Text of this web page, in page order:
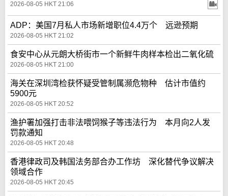
2026-08-05 HKT 21:06
ADP：美国7月私人市场新增职位4.4万个 远逊预期
2026-08-05 HKT 21:02
食安中心从元朗大桥街市一个新鲜牛肉样本检出二氧化硫
2026-08-05 HKT 21:00
海关在深圳湾检获怀疑受管制属濒危物种 估计市值约
5900元
2026-08-05 HKT 20:52
渔护署加强打击非法喂饲猴子等违法行为 本月向2人发
罚款通知
2026-08-05 HKT 20:48
香港律政司及韩国法务部合办工作坊 深化替代争议解决
领域合作
2026-08-05 HKT 20:45